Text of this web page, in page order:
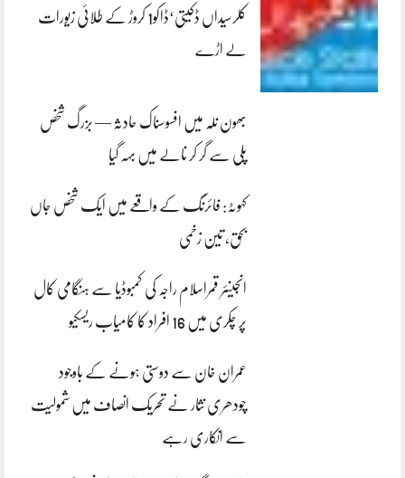
کلرسیداں ڈکیتی‘ڈاکو1 کروڑ کے طلائی زیورات
لے اڑے
بھون نلہ میں افسوسناک حادثہ — بزرگ شخص
پلی سے گر کر نالے میں بہہ گیا
کہوٹہ: فائرنگ کے واقعے میں ایک شخص جاں
بحق، تین زخمی
انجینئر قمراسلام راجہ کی کمبوڈیا سے ہنگامی کال
پر چکری میں 16 افراد کا کامیاب ریسکیو
عمران خان سے دوستی ہونے کے باوجود
چودھری نثار نے تحریک انصاف میں شمولیت
سے انکاری رہے